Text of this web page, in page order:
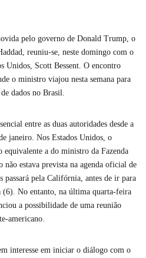
pelo governo de Donald Trump, o
reuniu-se, neste domingo com o
Unidos, Scott Bessent. O encontro
o ministro viajou nesta semana para
dados no Brasil.
entre as duas autoridades desde a
janeiro. Nos Estados Unidos, o
equivalente a do ministro da Fazenda
estava prevista na agenda oficial de
passará pela Califórnia, antes de ir para
No entanto, na última quarta-feira
a possibilidade de uma reunião
americano.
interesse em iniciar o diálogo com o